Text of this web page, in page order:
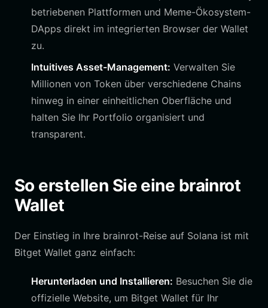
betriebenen Plattformen und Meme-Ökosystem-
DApps direkt im integrierten Browser der Wallet
zu.
Intuitives Asset-Management: Verwalten Sie
Millionen von Token über verschiedene Chains
hinweg in einer einheitlichen Oberfläche und
halten Sie Ihr Portfolio organisiert und
transparent.
So erstellen Sie eine brainrot
Wallet
Der Einstieg in Ihre brainrot-Reise auf Solana ist mit
Bitget Wallet ganz einfach:
Herunterladen und Installieren: Besuchen Sie die
offizielle Website, um Bitget Wallet für Ihr